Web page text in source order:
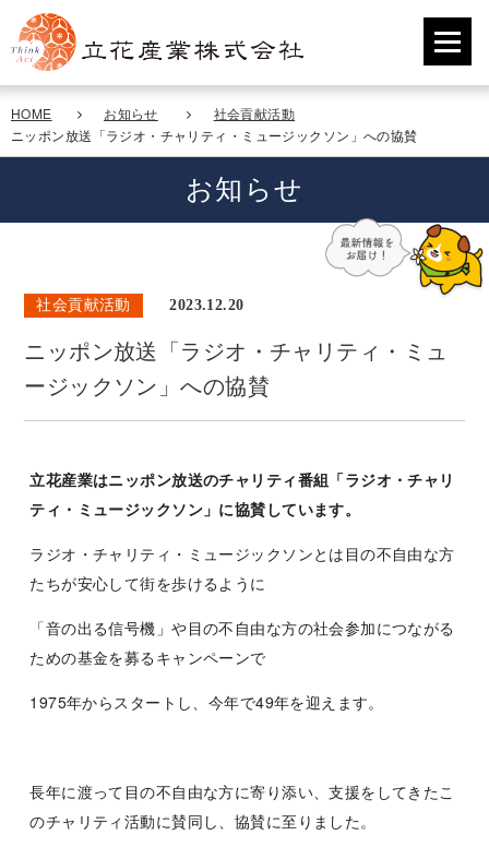
HOME お知らせ
社会貢献活動
ニッポン放送「ラジオ・チャリティ・ミュージックソン」への協賛
お知らせ
社会貢献活動 2023.12.20
ニッポン放送「ラジオ・チャリティ・ミュ
ージックソン」への協賛
立花産業はニッポン放送のチャリティ番組「ラジオ・チャリ
ティ・ミュージックソン」に協賛しています。
ラジオ・チャリティ・ミュージックソンとは目の不自由な方
たちが安心して街を歩けるように
「音の出る信号機」や目の不自由な方の社会参加につながる
ための基金を募るキャンペーンで
1975年からスタートし、今年で49年を迎えます。
長年に渡って目の不自由な方に寄り添い、支援をしてきたこ
のチャリティ活動に賛同し、協賛に至りました。